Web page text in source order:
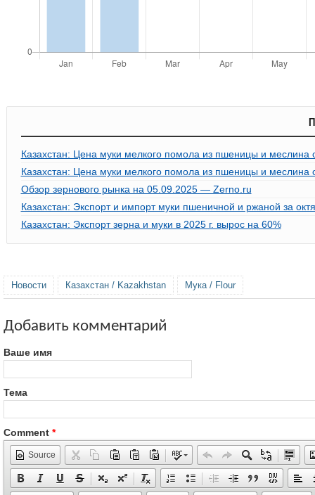
Казахстан: Цена муки мелкого помола из пшеницы и меслина
Казахстан: Цена муки мелкого помола из пшеницы и меслина
Обзор зернового рынка на 05.09.2025 — Zerno.ru
Казахстан: Экспорт и импорт муки пшеничной и ржаной за
Казахстан: Экспорт зерна и муки в 2025 г. вырос на 60%
Новости Казахстан / Kazakhstan Мука / Flour
Добавить комментарий
Ваше имя
Тема
Comment *
Source